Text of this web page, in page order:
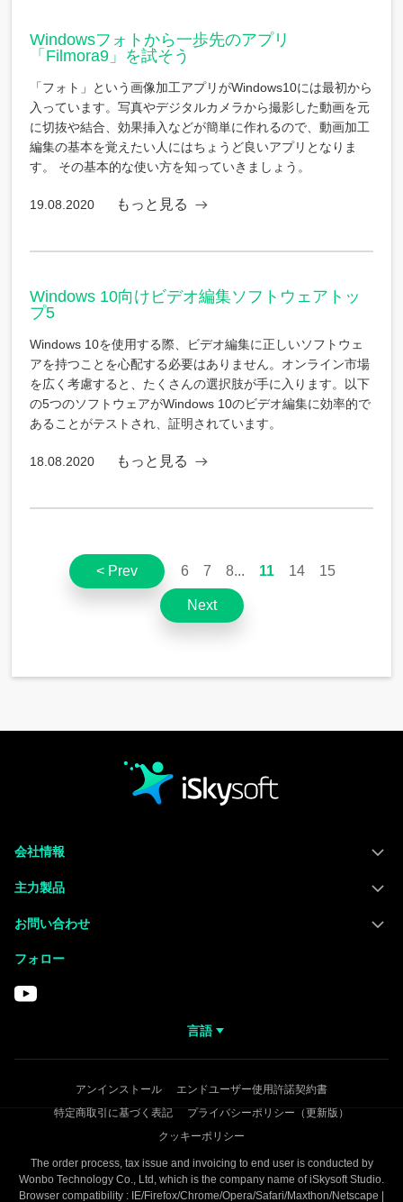
Windowsフォトから一歩先のアプリ
「Filmora9」を試そう
「フォト」という画像加工アプリがWindows10には最初から
入っています。写真やデジタルカメラから撮影した動画を元
に切抜や結合、効果挿入などが簡単に作れるので、動画加工
編集の基本を覚えたい人にはちょうど良いアプリとなりま
す。 その基本的な使い方を知っていきましょう。
19.08.2020 もっと見る
Windows 10向けビデオ編集ソフトウェアトッ
プ5
Windows 10を使用する際、ビデオ編集に正しいソフトウェ
アを持つことを心配する必要はありません。オンライン市場
を広く考慮すると、たくさんの選択肢が手に入ります。以下
の5つのソフトウェアがWindows 10のビデオ編集に効率的で
あることがテストされ、証明されています。
18.08.2020 もっと見る
< Prev 6 7 8 11 14 15
Next
会社情報
主力製品
お問い合わせ
フォロー
言語
アンインストール
エンドユーザー使用許諾契約書
特定商取引に基づく表記
プライバシーポリシー（更新版）
クッキーポリシー
The order process, tax issue and invoicing to end user is conducted by
Wonbo Technology Co., Ltd, which is the company name of iSkysoft Studio.
Browser compatibility : IE/Firefox/Chrome/Opera/Safari/Maxthon/Netscape |